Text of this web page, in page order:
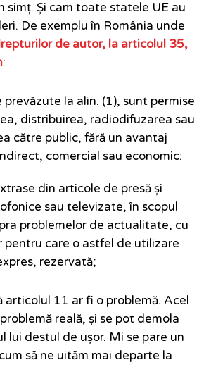
simț. Și cam toate statele UE au
De exemplu în România unde
de autor, la articolul 35,
:
prevăzute la alin. (1), sunt permise
distribuirea, radiodifuzarea sau
către public, fără un avantaj
comercial sau economic:
din articole de presă și
sau televizate, în scopul
problemelor de actualitate, cu
pentru care o astfel de utilizare
rezervată;
articolul 11 ar fi o problemă. Acel
reală, și se pot demola
lui destul de ușor. Mi se pare un
să ne uităm mai departe la